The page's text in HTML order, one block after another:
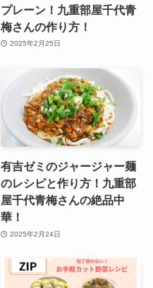
プレーン！九重部屋千代青
梅さんの作り方！
2025年2月25日
有吉ゼミのジャージャー麺
のレシピと作り方！九重部
屋千代青梅さんの絶品中
華！
2025年2月24日